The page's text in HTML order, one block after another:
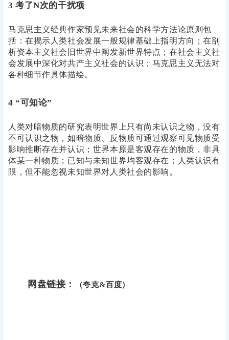
3 考了N次的干扰项
马克思主义经典作家预见未来社会的科学方法论原则包
括：在揭示人类社会发展一般规律基础上指明方向；在剖
析资本主义社会旧世界中阐发新世界特点；在社会主义社
会发展中深化对共产主义社会的认识；马克思主义无法对
各种细节作具体描绘。
4 “可知论”
人类对暗物质的研究表明世界上只有尚未认识之物，没有
不可认识之物，如暗物质、反物质可通过观察可见物质受
影响推断存在并认识；世界本原是客观存在的物质，非具
体某一种物质；已知与未知世界均客观存在；人类认识有
限，但不能忽视未知世界对人类社会的影响。
网盘链接： （夸克&百度）